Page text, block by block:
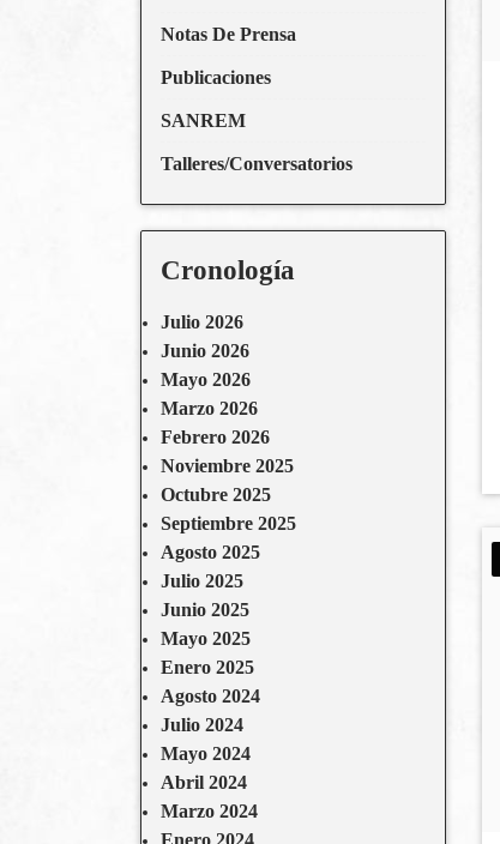
Notas De Prensa
Publicaciones
SANREM
Talleres/Conversatorios
Cronología
Julio 2026
Junio 2026
Mayo 2026
Marzo 2026
Febrero 2026
Noviembre 2025
Octubre 2025
Septiembre 2025
Agosto 2025
Julio 2025
Junio 2025
Mayo 2025
Enero 2025
Agosto 2024
Julio 2024
Mayo 2024
Abril 2024
Marzo 2024
Enero 2024